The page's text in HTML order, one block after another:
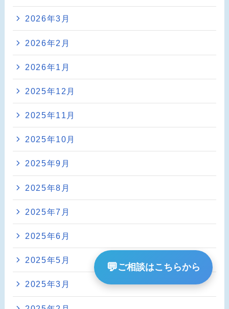
2026年3月
2026年2月
2026年1月
2025年12月
2025年11月
2025年10月
2025年9月
2025年8月
2025年7月
2025年6月
2025年5月
2025年3月
💬ご相談はこちらから